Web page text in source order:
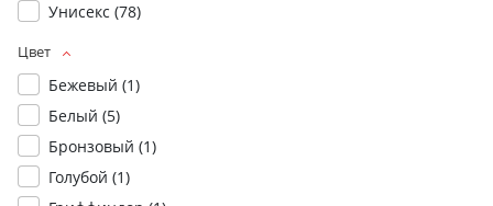
Унисекс (78)
Цвет
Бежевый (1)
Белый (5)
Бронзовый (1)
Голубой (1)